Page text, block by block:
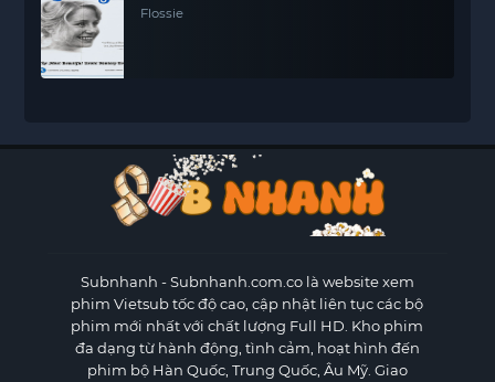
Flossie
Subnhanh - Subnhanh.com.co là website xem
phim Vietsub tốc độ cao, cập nhật liên tục các bộ
phim mới nhất với chất lượng Full HD. Kho phim
đa dạng từ hành động, tình cảm, hoạt hình đến
phim bộ Hàn Quốc, Trung Quốc, Âu Mỹ. Giao